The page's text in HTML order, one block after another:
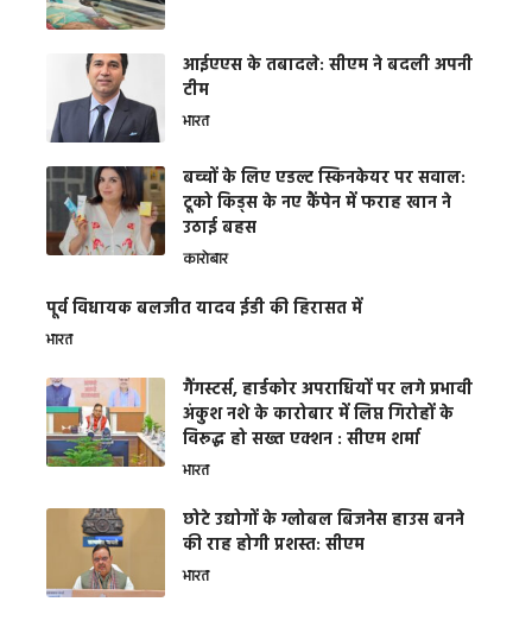
आईएएस के तबादले: सीएम ने बदली अपनी
टीम
भारत
बच्चों के लिए एडल्ट स्किनकेयर पर सवाल:
टूको किड्स के नए कैंपेन में फराह खान ने
उठाई बहस
कारोबार
पूर्व विधायक बलजीत यादव ईडी की हिरासत में
भारत
गैंगस्टर्स, हार्डकोर अपराधियों पर लगे प्रभावी
अंकुश नशे के कारोबार में लिप्त गिरोहों के
विरूद्ध हो सख्त एक्शन : सीएम शर्मा
भारत
छोटे उद्योगों के ग्लोबल बिजनेस हाउस बनने
की राह होगी प्रशस्त: सीएम
भारत